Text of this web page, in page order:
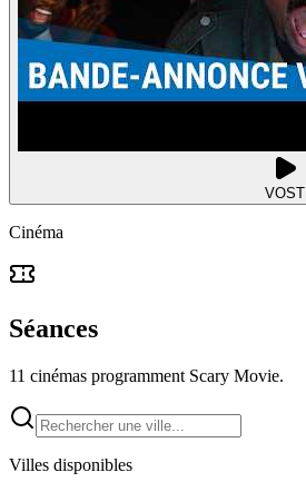
VOST
Cinéma
Séances
11 cinémas programment Scary Movie.
Villes disponibles